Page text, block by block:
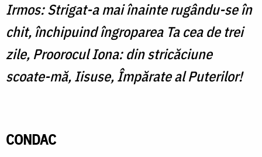
Irmos: Strigat-a mai înainte rugându-se în
chit, închipuind îngroparea Ta cea de trei
zile, Proorocul Iona: din stricăciune
scoate-mă, Iisuse, Împărate al Puterilor!
CONDAC